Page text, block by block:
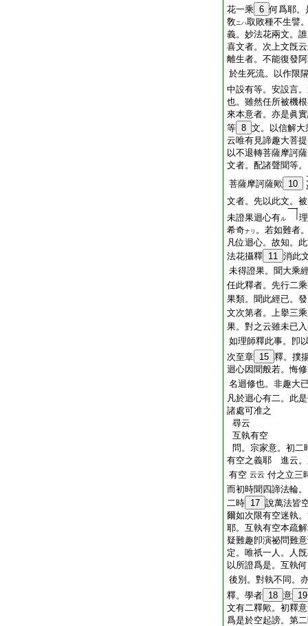
花一乘 6 何爲耶。
敎ニハ取敗種不生譬
義。妙法花兩文。
喜文者。次上文旣
離生者。不能復發
於生死流。以作限
中設有等。安設言
也。雖然任所被機
來本意者。亦是眞
等 8 文。以信解大
云唯有見諦趣大菩
以不退轉菩薩摩訶
文者。配諸聲聞等
菩薩摩訶薩歟
10
文者。先以此文。
未證果迴心有ル
理
希奇ナリ 。若如難者
凡位迴心。故知。
法花攝釋 11 消此
未得證果。聞大乘
任此釋者。先行二
果類。聞此經已。
文次第者。上擧三
果。對之云雖未已
如理師釋此事。卽
次至章 15 釋。撲
迴心因聞般若。悔
名迴修也。非趣大
凡於迴心有二。此
諸處可准之
尋云
互執有空
問。宗家意。初二
有空之義耶 進云。
有空 云云 付之立三
而初時聞四諦法輪
二時 17 說萬法皆
爾如次限有空迷執
耶。互執有空本疏
疑難趣卽演祕問難
定。唯祇一人。人
以所證爲是。互執
後別。對執不同。
釋。學者 18 意 19
文有二釋歟。初釋
爲是於空起謗。第